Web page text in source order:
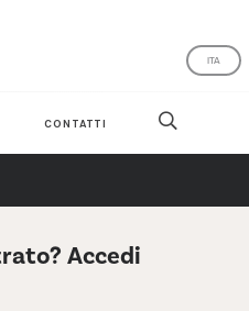
ITA
CONTATTI
Accedi